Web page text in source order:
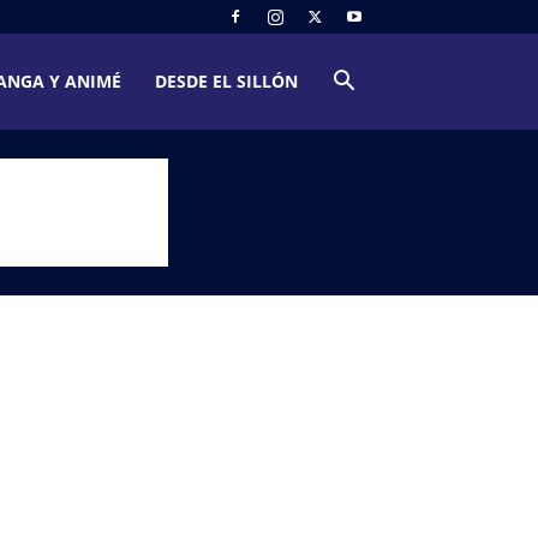
Y ANIMÉ DESDE EL SILLÓN